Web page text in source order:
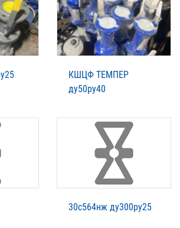
КШЦФ ТЕМПЕР
ду50ру40
30с564нж ду300ру25